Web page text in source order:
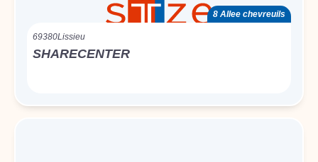
8 Allee chevreuils
69380Lissieu
SHARECENTER